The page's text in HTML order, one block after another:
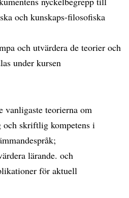
och kunskaps-filosofiska
och utvärdera de teorier och
under kursen
vanligaste teorierna om
skriftlig kompetens i
lärande. och
för aktuell